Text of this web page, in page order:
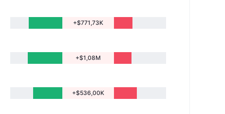
+$771,73K
+$1,08M
+$536,00K